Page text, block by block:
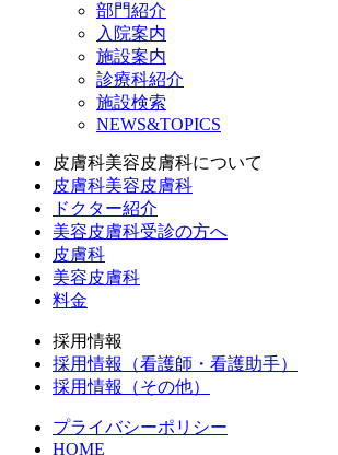
部門紹介
入院案内
施設案内
診療科紹介
施設検索
NEWS&TOPICS
皮膚科美容皮膚科について
皮膚科美容皮膚科
ドクター紹介
美容皮膚科受診の方へ
皮膚科
美容皮膚科
料金
採用情報
採用情報（看護師・看護助手）
採用情報（その他）
プライバシーポリシー
HOME